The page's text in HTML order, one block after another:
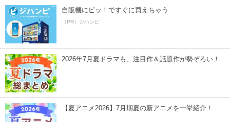
自販機にピッ！ですぐに買えちゃう
（PR）ジハンピ
2026年7月夏ドラマも、注目作＆話題作が勢ぞろい！
【夏アニメ2026】7月期夏の新アニメを一挙紹介！